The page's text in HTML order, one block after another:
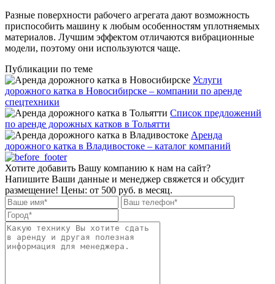
Разные поверхности рабочего агрегата дают возможность
приспособить машину к любым особенностям уплотняемых
материалов. Лучшим эффектом отличаются вибрационные
модели, поэтому они используются чаще.
Публикации по теме
Услуги
дорожного катка в Новосибирске – компании по аренде
спецтехники
Список предложений
по аренде дорожных катков в Тольятти
Аренда
дорожного катка в Владивостоке – каталог компаний
Хотите добавить Вашу компанию к нам на сайт?
Напишите Ваши данные и менеджер свяжется и обсудит
размещение! Цены: от 500 руб. в месяц.